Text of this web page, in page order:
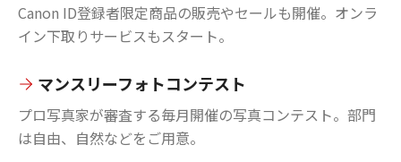
Canon ID登録者限定商品の販売やセールも開催。オンラ
イン下取りサービスもスタート。
マンスリーフォトコンテスト
プロ写真家が審査する毎月開催の写真コンテスト。部門
は自由、自然などをご用意。